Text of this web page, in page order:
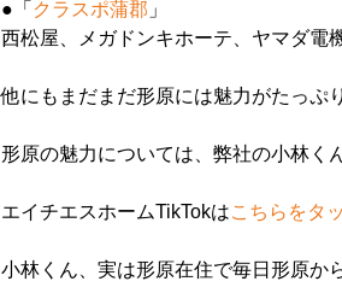
●「 クラスポ蒲郡 」
西松屋、メガドンキホーテ、ヤマダ電
他にもまだまだ形原には魅力がたっぷ
形原の魅力については、弊社の小林く
エイチエスホームTikTokはこちらをタ
小林くん、実は形原在住で毎日形原か